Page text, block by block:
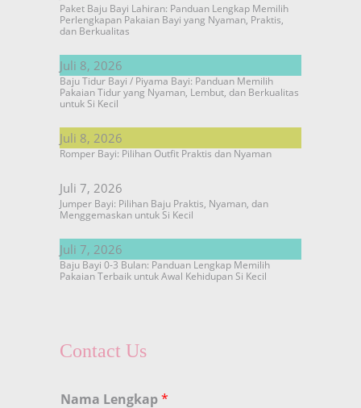
Paket Baju Bayi Lahiran: Panduan Lengkap Memilih
Perlengkapan Pakaian Bayi yang Nyaman, Praktis,
dan Berkualitas
Juli 8, 2026
Baju Tidur Bayi / Piyama Bayi: Panduan Memilih
Pakaian Tidur yang Nyaman, Lembut, dan Berkualitas
untuk Si Kecil
Juli 8, 2026
Romper Bayi: Pilihan Outfit Praktis dan Nyaman
Juli 7, 2026
Jumper Bayi: Pilihan Baju Praktis, Nyaman, dan
Menggemaskan untuk Si Kecil
Juli 7, 2026
Baju Bayi 0-3 Bulan: Panduan Lengkap Memilih
Pakaian Terbaik untuk Awal Kehidupan Si Kecil
Contact Us
Nama Lengkap*